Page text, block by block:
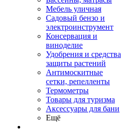
Мебель уличная
Садовый бензо и
электроинструмент
Консервация и
виноделие
Удобрения и средства
защиты растений
Антимоскитные
сетки, репелленты
Термометры
Товары для туризма
Аксессуары для бани
Ещё